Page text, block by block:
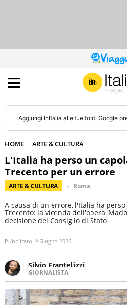
SITO
DI
Aggiungi InItalia alle tue fonti Google
HOME ARTE & CULTURA
L'Italia ha perso un
Trecento per un errore
ARTE & CULTURA Roma
A causa di un errore, l'Italia ha
Trecento: la vicenda dell'opera
decisione del Consiglio di Stato
Pubblicato: 9 Giugno 2026
Silvio Frantellizzi
GIORNALISTA
Giornalista pubblicista. Da
informazione sul web,
cronaca, motori, spettacolo e